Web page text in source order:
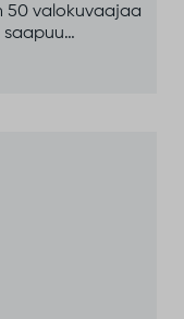
50 valokuvaajaa
saapuu